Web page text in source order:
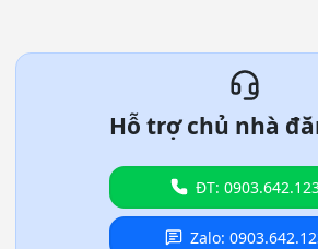
Hỗ trợ chủ nhà
ĐT:
Zalo: